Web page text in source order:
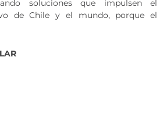
soluciones que impulsen el
de Chile y el mundo, porque el